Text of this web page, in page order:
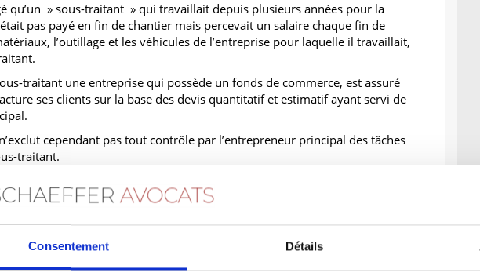
Consentement Détails
qu’un » sous-traitant » qui travaillait depuis plusieurs années pour la
pas payé en fin de chantier mais percevait un salaire chaque fin de
l’outillage et les véhicules de l’entreprise pour laquelle il travaillait,
traitant une entreprise qui possède un fonds de commerce, est assuré
ses clients sur la base des devis quantitatif et estimatif ayant servi de
cependant pas tout contrôle par l’entrepreneur principal des tâches
traitant.
et prêt de main d’œuvre à
qui ne consisterait qu’à permettre de mettre à disposition du
main d’œuvre est une opération de fausse sous-traitance.